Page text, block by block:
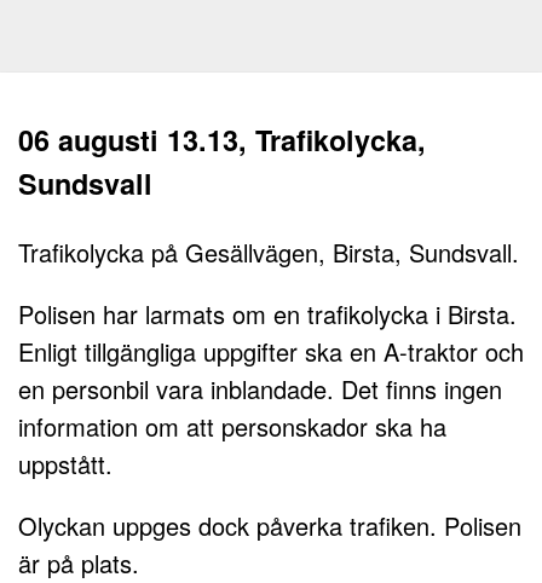
06 augusti 13.13, Trafikolycka,
Sundsvall
Trafikolycka på Gesällvägen, Birsta, Sundsvall.
Polisen har larmats om en trafikolycka i Birsta.
Enligt tillgängliga uppgifter ska en A-traktor och
en personbil vara inblandade. Det finns ingen
information om att personskador ska ha
uppstått.
Olyckan uppges dock påverka trafiken. Polisen
är på plats.